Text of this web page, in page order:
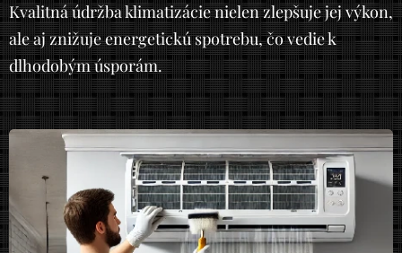
Kvalitná údržba klimatizácie nielen zlepšuje jej výkon,
ale aj znižuje energetickú spotrebu, čo vedie k
dlhodobým úsporám.